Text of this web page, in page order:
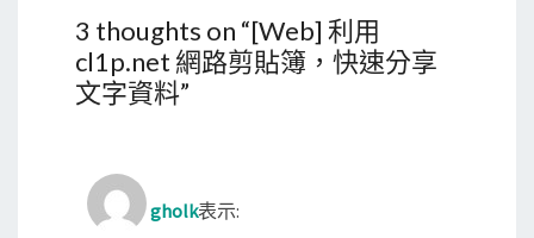
3 thoughts on “[Web] 利用
cl1p.net 網路剪貼簿，快速分享
文字資料”
gholk表示: